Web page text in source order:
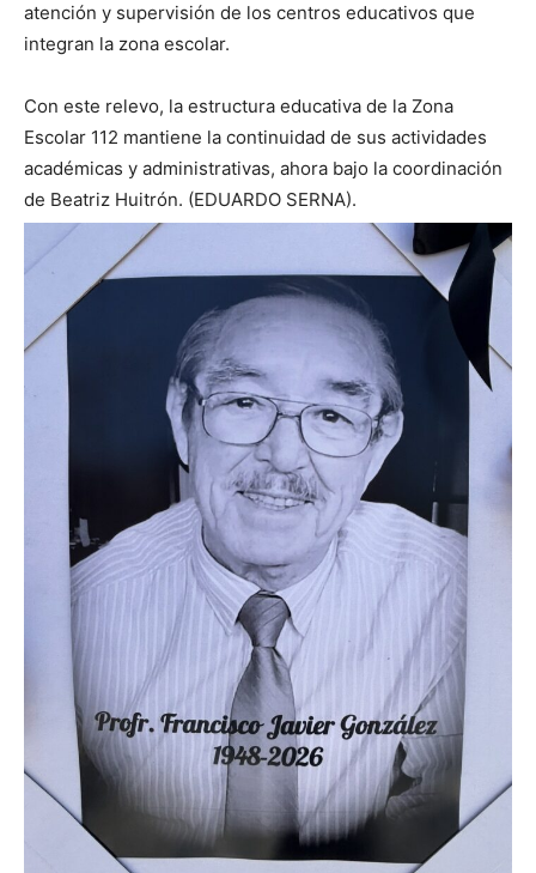
atención y supervisión de los centros educativos que
integran la zona escolar.
Con este relevo, la estructura educativa de la Zona
Escolar 112 mantiene la continuidad de sus actividades
académicas y administrativas, ahora bajo la coordinación
de Beatriz Huitrón. (EDUARDO SERNA).